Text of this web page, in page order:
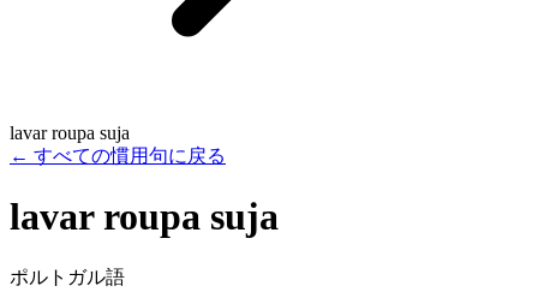
lavar roupa suja
← すべての慣用句に戻る
lavar roupa suja
ポルトガル語